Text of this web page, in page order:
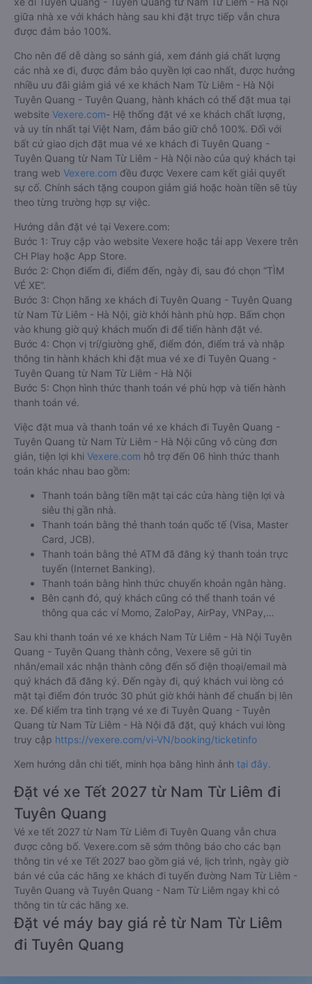
giữa nhà xe với khách hàng sau khi đặt trực tiếp vẫn chưa
được đảm bảo 100%.
Cho nên để dễ dàng so sánh giá, xem đánh giá chất lượng
các nhà xe đi, được đảm bảo quyền lợi cao nhất, được hưởng
nhiều ưu đãi giảm giá vé xe khách Nam Từ Liêm - Hà Nội
Tuyên Quang - Tuyên Quang, hành khách có thể đặt mua tại
website Vexere.com- Hệ thống đặt vé xe khách chất lượng,
và uy tín nhất tại Việt Nam, đảm bảo giữ chỗ 100%. Đối với
bất cứ giao dịch đặt mua vé xe khách đi Tuyên Quang -
Tuyên Quang từ Nam Từ Liêm - Hà Nội nào của quý khách tại
trang web Vexere.com đều được Vexere cam kết giải quyết
sự cố. Chính sách tặng coupon giảm giá hoặc hoàn tiền sẽ tùy
theo từng trường hợp sự việc.
Hướng dẫn đặt vé tại Vexere.com:
Bước 1: Truy cập vào website Vexere hoặc tải app Vexere trên
CH Play hoặc App Store.
Bước 2: Chọn điểm đi, điểm đến, ngày đi, sau đó chọn “TÌM
VÉ XE”.
Bước 3: Chọn hãng xe khách đi Tuyên Quang - Tuyên Quang
từ Nam Từ Liêm - Hà Nội, giờ khởi hành phù hợp. Bấm chọn
vào khung giờ quý khách muốn đi để tiến hành đặt vé.
Bước 4: Chọn vị trí/giường ghế, điểm đón, điểm trả và nhập
thông tin hành khách khi đặt mua vé xe đi Tuyên Quang -
Tuyên Quang từ Nam Từ Liêm - Hà Nội
Bước 5: Chọn hình thức thanh toán vé phù hợp và tiến hành
thanh toán vé.
Việc đặt mua và thanh toán vé xe khách đi Tuyên Quang -
Tuyên Quang từ Nam Từ Liêm - Hà Nội cũng vô cùng đơn
giản, tiện lợi khi Vexere.com hỗ trợ đến 06 hình thức thanh
toán khác nhau bao gồm:
Thanh toán bằng tiền mặt tại các cửa hàng tiện lợi và
siêu thị gần nhà.
Thanh toán bằng thẻ thanh toán quốc tế (Visa, Master
Card, JCB).
Thanh toán bằng thẻ ATM đã đăng ký thanh toán trực
tuyến (Internet Banking).
Thanh toán bằng hình thức chuyển khoản ngân hàng.
Bên cạnh đó, quý khách cũng có thể thanh toán vé
thông qua các ví Momo, ZaloPay, AirPay, VNPay,…
Sau khi thanh toán vé xe khách Nam Từ Liêm - Hà Nội Tuyên
Quang - Tuyên Quang thành công, Vexere sẽ gửi tin
nhắn/email xác nhận thành công đến số điện thoại/email mà
quý khách đã đăng ký. Đến ngày đi, quý khách vui lòng có
mặt tại điểm đón trước 30 phút giờ khởi hành để chuẩn bị lên
xe. Để kiểm tra tình trạng vé xe đi Tuyên Quang - Tuyên
Quang từ Nam Từ Liêm - Hà Nội đã đặt, quý khách vui lòng
truy cập https://vexere.com/vi-VN/booking/ticketinfo
Xem hướng dẫn chi tiết, minh họa bằng hình ảnh tại đây.
Đặt vé xe Tết 2027 từ Nam Từ Liêm đi
Tuyên Quang
Vé xe tết 2027 từ Nam Từ Liêm đi Tuyên Quang vẫn chưa
được công bố. Vexere.com sẽ sớm thông báo cho các bạn
thông tin vé xe Tết 2027 bao gồm giá vé, lịch trình, ngày giờ
bán vé của các hãng xe khách đi tuyến đường Nam Từ Liêm -
Tuyên Quang và Tuyên Quang - Nam Từ Liêm ngay khi có
thông tin từ các hãng xe.
Đặt vé máy bay giá rẻ từ Nam Từ Liêm
đi Tuyên Quang